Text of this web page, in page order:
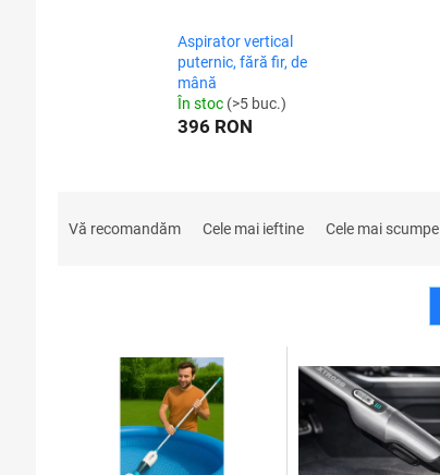
Aspirator vertical
puternic, fără fir, de
mână
În stoc (>5 buc.)
396 RON
Vă recomandăm Cele mai ieftine Cele mai scumpe